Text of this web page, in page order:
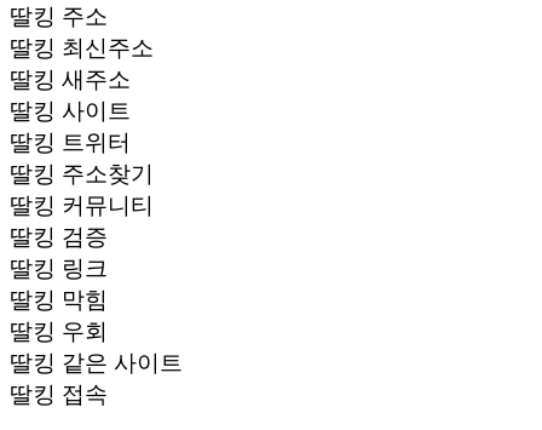
딸킹 주소
딸킹 최신주소
딸킹 새주소
딸킹 사이트
딸킹 트위터
딸킹 주소찾기
딸킹 커뮤니티
딸킹 검증
딸킹 링크
딸킹 막힘
딸킹 우회
딸킹 같은 사이트
딸킹 접속